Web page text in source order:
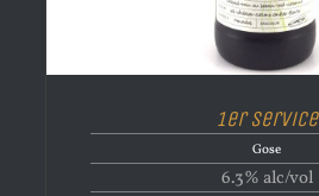
1er Service
Gose
6.3% alc/vol